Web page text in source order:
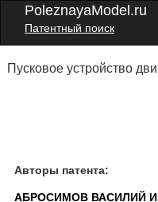
PoleznayaModel.ru
Патентный поиск
Пусковое устройство
Авторы патента:
АБРОСИМОВ ВАСИЛИЙ